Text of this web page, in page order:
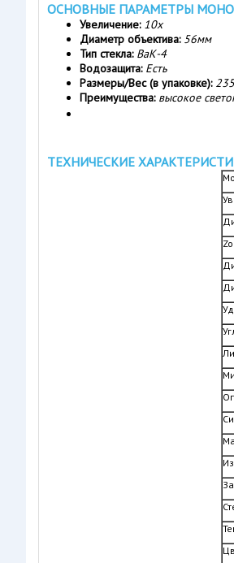
ОСНОВНЫЕ ПАРАМЕТРЫ
Увеличение: 10x
Диаметр объектива: 56мм
Тип стекла: ВаК-4
Водозащита: Есть
Размеры/Вес (в упаковке):
Преимущества:высокое
ТЕХНИЧЕСКИЕ